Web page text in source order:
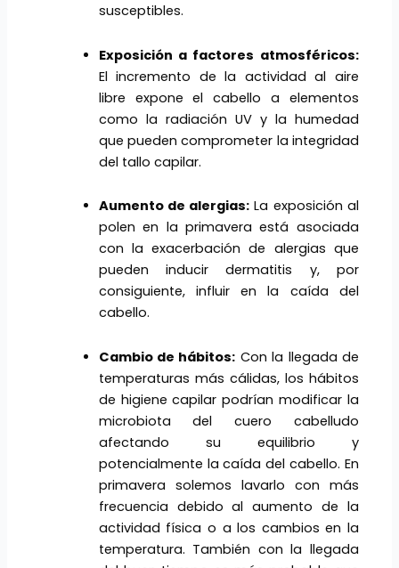
susceptibles.
Exposición a factores atmosféricos:
El incremento de la actividad al aire
libre expone el cabello a elementos
como la radiación UV y la humedad
que pueden comprometer la integridad
del tallo capilar.
Aumento de alergias: La exposición al
polen en la primavera está asociada
con la exacerbación de alergias que
pueden inducir dermatitis y, por
consiguiente, influir en la caída del
cabello.
Cambio de hábitos: Con la llegada de
temperaturas más cálidas, los hábitos
de higiene capilar podrían modificar la
microbiota del cuero cabelludo
afectando su equilibrio y
potencialmente la caída del cabello. En
primavera solemos lavarlo con más
frecuencia debido al aumento de la
actividad física o a los cambios en la
temperatura. También con la llegada